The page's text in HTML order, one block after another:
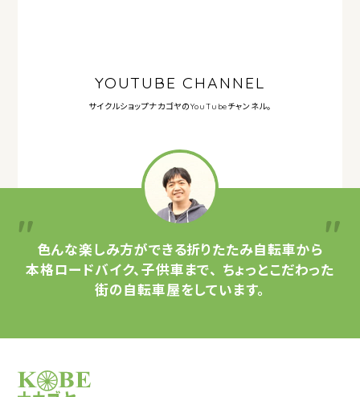
YOUTUBE CHANNEL
サイクルショップナカゴヤのYouTubeチャンネル。
色んな楽しみ方ができる折りたたみ自転車から
本格ロードバイク、子供車まで、 ちょっとこだわった
街の自転車屋をしています。
サイクルショップナカゴヤ